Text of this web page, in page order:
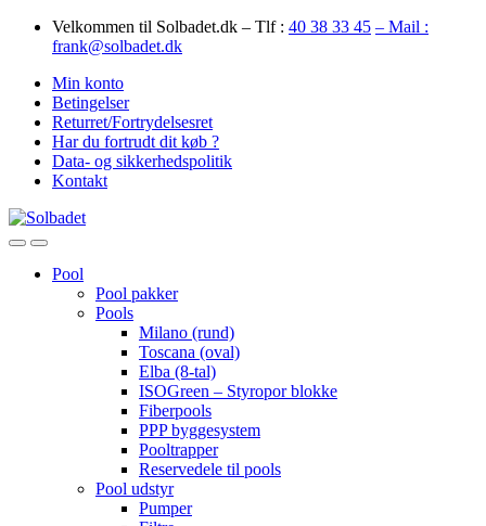
Skip
Skip
Velkommen til Solbadet.dk – Tlf : 40 38 33 45 – Mail :
frank@solbadet.dk
Min konto
Betingelser
Returret/Fortrydelsesret
Har du fortrudt dit køb ?
Data- og sikkerhedspolitik
Kontakt
OpenClose
Pool
Pool pakker
Pools
Milano (rund)
Toscana (oval)
Elba (8-tal)
ISOGreen – Styropor blokke
Fiberpools
PPP byggesystem
Pooltrapper
Reservedele til pools
Pool udstyr
Pumper